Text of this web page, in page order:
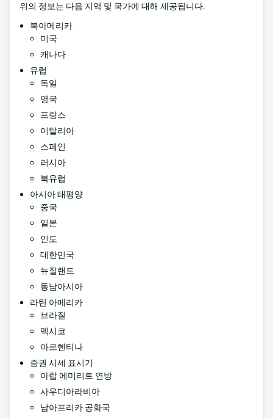
위의 정보는 다음 지역 및 국가에 대해 제공됩니다.
북아메리카
미국
캐나다
유럽
독일
영국
프랑스
이탈리아
스페인
러시아
북유럽
아시아 태평양
중국
일본
인도
대한민국
뉴질랜드
동남아시아
라틴 아메리카
브라질
멕시코
아르헨티나
증권 시세 표시기
아랍 에미리트 연방
사우디아라비아
남아프리카 공화국